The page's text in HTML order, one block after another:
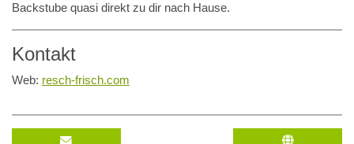
Backstube quasi direkt zu dir nach Hause.
Kontakt
Web: resch-frisch.com